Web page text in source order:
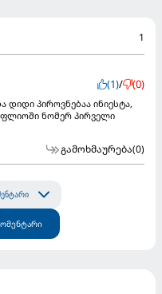
1
(1)/ (0)
პიროვნებაა ინიესტა,
ნომერ პირველი
გამოხმაურება(0)